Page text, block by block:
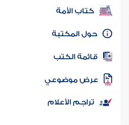
كتب PDF
كتاب الأمة
المكتبة
الكتب
موضوعي